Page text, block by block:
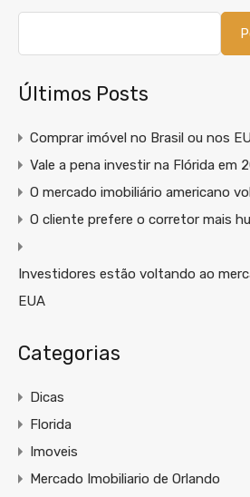
Últimos Posts
Comprar imóvel no Brasil ou nos
Vale a pena investir na Flórida em
O mercado imobiliário americano
O cliente prefere o corretor mais
Investidores estão voltando ao
EUA
Categorias
Dicas
Florida
Imoveis
Mercado Imobiliario de Orlando